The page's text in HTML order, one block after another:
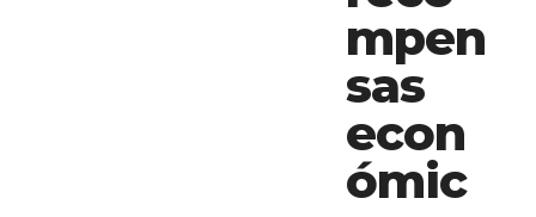
mpen
sas
econ
ómic